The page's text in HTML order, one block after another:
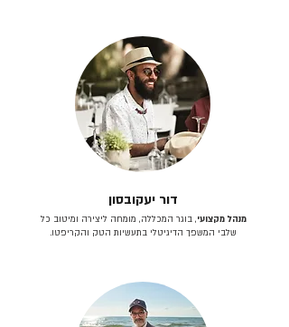
דור יעקובסון
מנהל מקצועי, בוגר המכללה, מומחה ליצירה ומיטוב כל
שלבי המשפך הדיגיטלי בתעשיות הטק והקריפטו.